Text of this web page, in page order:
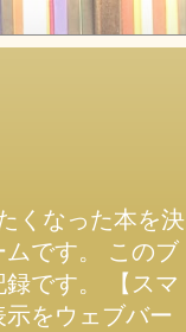
くなった本を決
です。 このブ
です。 【スマ
をウェブバー